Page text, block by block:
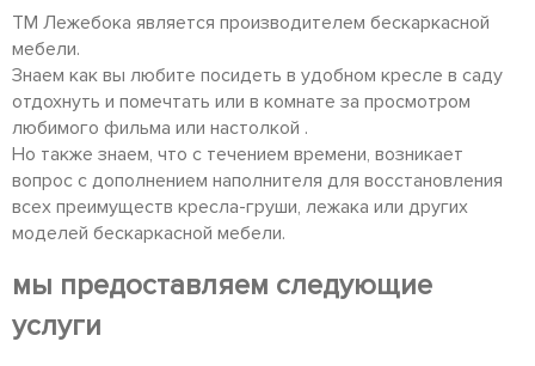
ТМ Лежебока является производителем бескаркасной
мебели.
Знаем как вы любите посидеть в удобном кресле в саду
отдохнуть и помечтать или в комнате за просмотром
любимого фильма или настолкой .
Но также знаем, что с течением времени, возникает
вопрос с дополнением наполнителя для восстановления
всех преимуществ кресла-груши, лежака или других
моделей бескаркасной мебели.
мы предоставляем следующие
услуги